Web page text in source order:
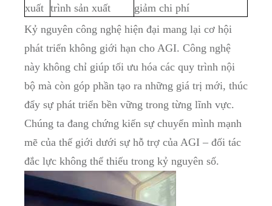
xuất trình sản xuất
giảm chi phí
Kỷ nguyên công nghệ hiện đại mang lại cơ hội
phát triển không giới hạn cho AGI. Công nghệ
này không chỉ giúp tối ưu hóa các quy trình nội
bộ mà còn góp phần tạo ra những giá trị mới, thúc
đẩy sự phát triển bền vững trong từng lĩnh vực.
Chúng ta đang chứng kiến sự chuyển mình mạnh
mẽ của thế giới dưới sự hỗ trợ của AGI – đối tác
đắc lực không thể thiếu trong kỷ nguyên số.